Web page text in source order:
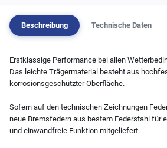
Beschreibung Technische Daten
Erstklassige Performance bei allen
Das leichte Trägermaterial besteht aus
korrosionsgeschützter Oberfläche.
Sofern auf den technischen Zeichnungen
neue Bremsfedern aus bestem Federstahl für
und einwandfreie Funktion mitgeliefert.